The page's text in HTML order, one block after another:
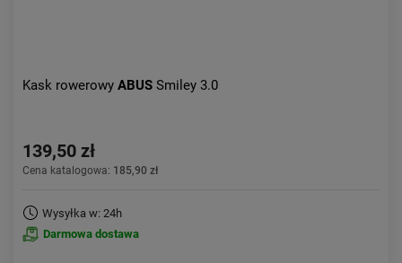
Kask rowerowy ABUS Smiley 3.0
139,50 zł
Cena katalogowa: 185,90 zł
Wysyłka w: 24h
Darmowa dostawa